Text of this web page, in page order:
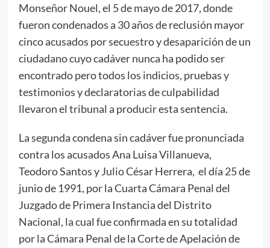
Monseñor Nouel, el 5 de mayo de 2017, donde
fueron condenados a 30 años de reclusión mayor
cinco acusados por secuestro y desaparición de un
ciudadano cuyo cadáver nunca ha podido ser
encontrado pero todos los indicios, pruebas y
testimonios y declaratorias de culpabilidad
llevaron el tribunal a producir esta sentencia.
La segunda condena sin cadáver fue pronunciada
contra losacusados Ana Luisa Villanueva,
Teodoro Santos y Julio César Herrera, el día 25 de
junio de 1991, por la Cuarta Cámara Penal del
Juzgado de Primera Instancia del Distrito
Nacional, la cual fue confirmada en su totalidad
por la Cámara Penal de la Corte de Apelación de